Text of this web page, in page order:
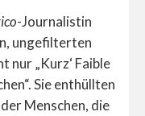
-Journalistin
ungefilterten
nur „Kurz‘ Faible
Sie enthüllten
Menschen, die